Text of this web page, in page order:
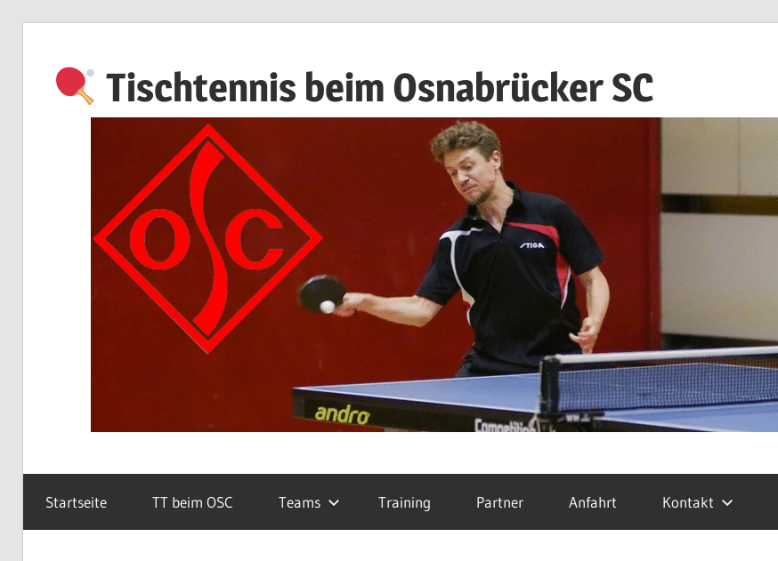
springen
Tischtennis beim Osnabrücker SC
Startseite TT beim OSC Teams Training Partner Anfahrt Kontakt